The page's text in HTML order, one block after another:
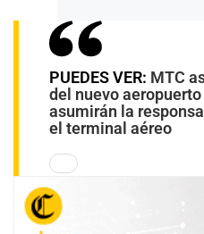
PUEDES VER: MTC
del nuevo
asumirán la
el terminal aéreo